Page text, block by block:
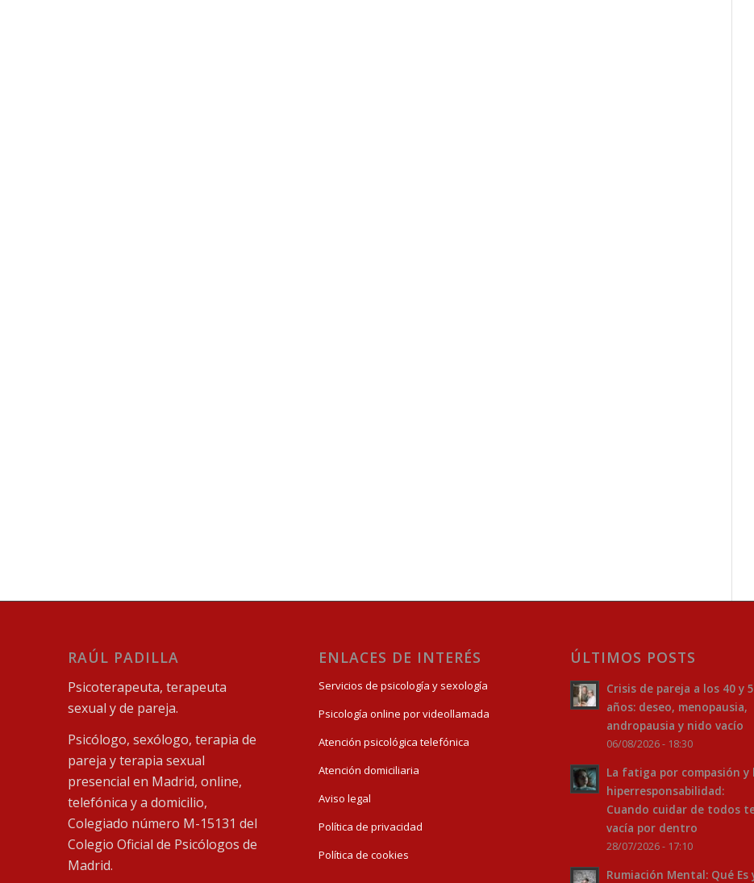
RAÚL PADILLA
Psicoterapeuta, terapeuta
sexual y de pareja.
Psicólogo, sexólogo, terapia de
pareja y terapia sexual
presencial en Madrid, online,
telefónica y a domicilio,
Colegiado número M-15131 del
Colegio Oficial de Psicólogos de
Madrid.
ENLACES DE INTERÉS
Servicios de psicología y sexología
Psicología online por videollamada
Atención psicológica telefónica
Atención domiciliaria
Aviso legal
Política de privacidad
Política de cookies
ÚLTIMOS POSTS
Crisis de pareja a los 40 y
años: deseo, menopausia,
andropausia y nido vacío
06/08/2026 - 18:30
La fatiga por compasión y
hiperresponsabilidad:
Cuando cuidar de todos
vacía por dentro
28/07/2026 - 17:10
Rumiación Mental: Qué Es